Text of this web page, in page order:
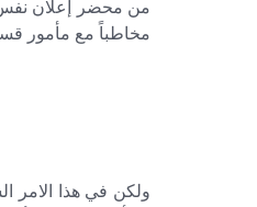
مخاطباً مع مأمور
ولكن في هذا الامر